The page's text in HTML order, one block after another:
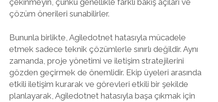
çözüm önerileri sunabilirler.
Bununla birlikte, Agiledotnet hatasıyla mücadele
etmek sadece teknik çözümlerle sınırlı değildir. Aynı
zamanda, proje yönetimi ve iletişim stratejilerini
gözden geçirmek de önemlidir. Ekip üyeleri arasında
etkili iletişim kurarak ve görevleri etkili bir şekilde
planlayarak, Agiledotnet hatasıyla başa çıkmak için